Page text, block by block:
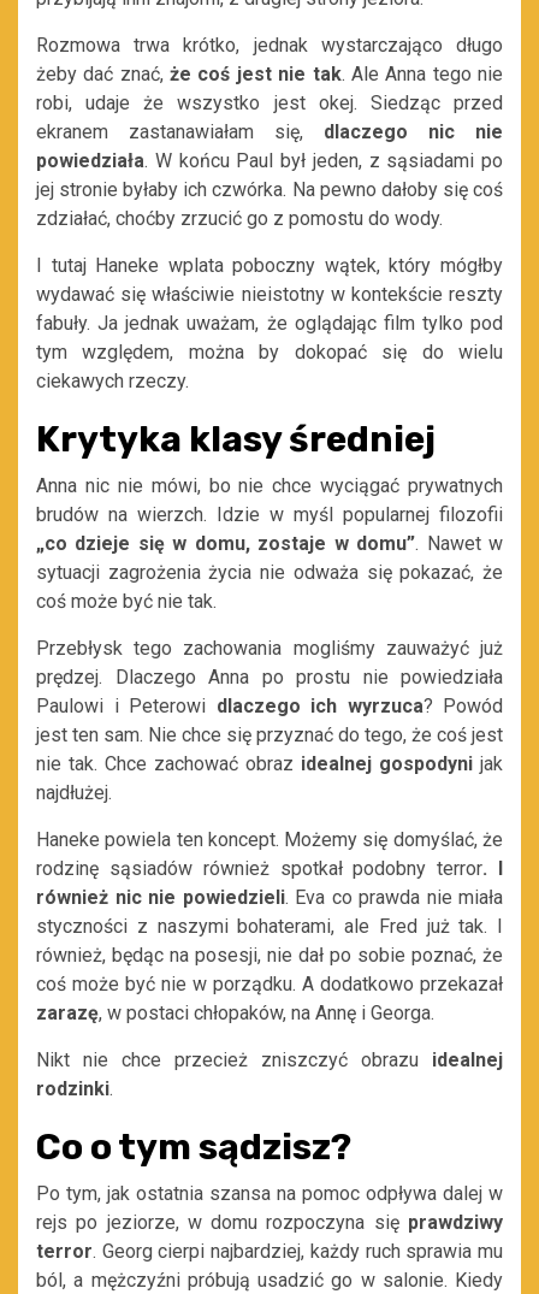
Rozmowa trwa krótko, jednak wystarczająco długo
żeby dać znać,że coś jest nie tak. Ale Anna tego nie
robi, udaje że wszystko jest okej. Siedząc przed
ekranem zastanawiałam się, dlaczego nic nie
powiedziała. W końcu Paul był jeden, z sąsiadami po
jej stronie byłaby ich czwórka. Na pewno dałoby się coś
zdziałać, choćby zrzucić go z pomostu do wody.
I tutaj Haneke wplata poboczny wątek, który mógłby
wydawać się właściwie nieistotny w kontekście reszty
fabuły. Ja jednak uważam, że oglądając film tylko pod
tym względem, można by dokopać się do wielu
ciekawych rzeczy.
Krytyka klasy średniej
Anna nic nie mówi, bo nie chce wyciągać prywatnych
brudów na wierzch. Idzie w myśl popularnej filozofii
„co dzieje się w domu, zostaje w domu”. Nawet w
sytuacji zagrożenia życia nie odważa się pokazać, że
coś może być nie tak.
Przebłysk tego zachowania mogliśmy zauważyć już
prędzej. Dlaczego Anna po prostu nie powiedziała
Paulowi i Peterowi dlaczego ich wyrzuca? Powód
jest ten sam. Nie chce się przyznać do tego, że coś jest
nie tak. Chce zachować obraz idealnej gospodyni jak
najdłużej.
Haneke powiela ten koncept. Możemy się domyślać, że
rodzinę sąsiadów również spotkał podobny terror. I
również nic nie powiedzieli. Eva co prawda nie miała
styczności z naszymi bohaterami, ale Fred już tak. I
również, będąc na posesji, nie dał po sobie poznać, że
coś może być nie w porządku. A dodatkowo przekazał
zarazę, w postaci chłopaków, na Annę i Georga.
Nikt nie chce przecież zniszczyć obrazu idealnej
rodzinki.
Co o tym sądzisz?
Po tym, jak ostatnia szansa na pomoc odpływa dalej w
rejs po jeziorze, w domu rozpoczyna się prawdziwy
terror. Georg cierpi najbardziej, każdy ruch sprawia mu
ból, a mężczyźni próbują usadzić go w salonie. Kiedy